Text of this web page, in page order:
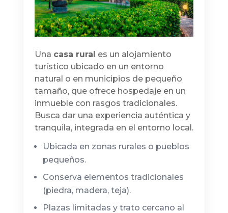
Una casa rural es un alojamiento
turístico ubicado en un entorno
natural o en municipios de pequeño
tamaño, que ofrece hospedaje en un
inmueble con rasgos tradicionales.
Busca dar una experiencia auténtica y
tranquila, integrada en el entorno local.
Ubicada en zonas rurales o pueblos
pequeños.
Conserva elementos tradicionales
(piedra, madera, teja).
Plazas limitadas y trato cercano al